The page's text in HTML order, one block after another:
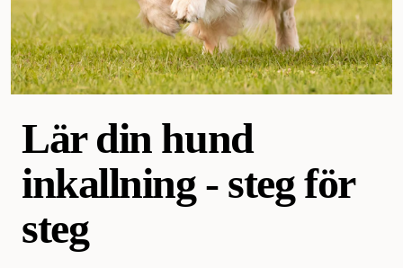
Lär din hund
inkallning - steg för
steg